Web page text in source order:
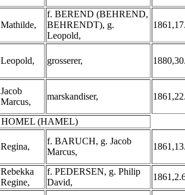
Mathilde,
f. BEREND (BEHREND,
BEHRENDT), g.
Leopold,
Leopold, grosserer,
Jacob
Marcus,
marskandiser,
HOMEL (HAMEL)
Regina,
f. BARUCH, g. Jacob
Marcus,
Rebekka
Regine,
f. PEDERSEN, g. Philip
David,